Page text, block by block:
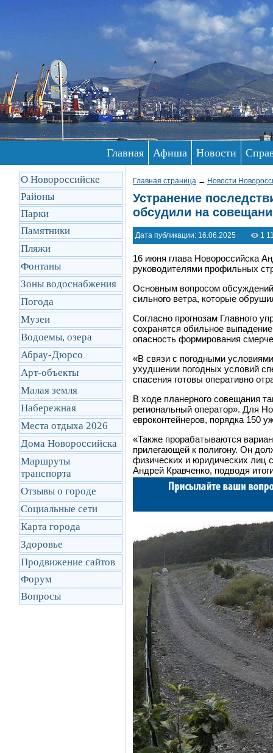
Главная Афиша Новости
О Новороссийске
Районы
Парки
Памятники
Пляжи
Фонтаны
Зоны водоснабжения
Погода
Музеи
Водоемы, озера
Абрау-Дюрсо
Арт-объекты
Малая земля
Набережная
Места отдыха 2026
Дома Новороссийска
Маршруты
транcпорта
Отзывы о городе
Социальные сети
Карта города
Здоровье
Продвижение сайтов
Форум
Вопросы
Главная страница → Новости
Устранение
обсудили на
Дата публикации: 16.06.2025 1
16 июня глава Новороссийска
руководителями профильных
Основным вопросом
сильного ветра, которые
Согласно прогнозам Главного
сохранятся обильное
опасность формирования
«В связи с погодными
ухудшении погодных условий
спасения готовы оперативно
В ходе планерного совещания
региональный оператор». Для
евроконтейнеров, порядка 150
«Также прорабатываются
прилегающей к полигону. Он
физических и юридических лиц
Андрей Кравченко, подводя